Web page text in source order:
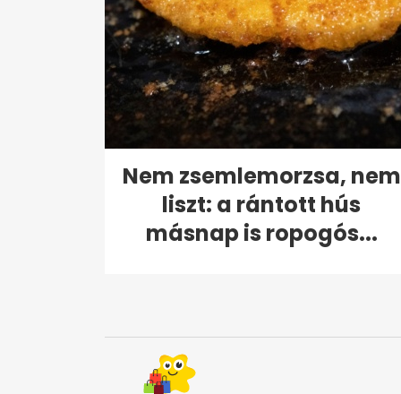
Nem zsemlemorzsa, nem
liszt: a rántott hús
másnap is ropogós...